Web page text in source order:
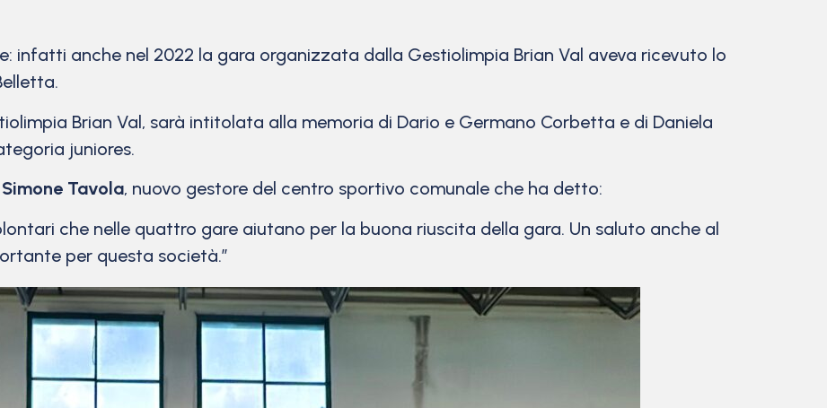
infatti anche nel 2022 la gara organizzata dalla Gestiolimpia Brian Val aveva ricevuto lo
Brian Val, sarà intitolata alla memoria di Dario e Germano Corbetta e di Daniela
juniores.
Simone Tavola, nuovo gestore del centro sportivo comunale che ha detto:
che nelle quattro gare aiutano per la buona riuscita della gara. Un saluto anche al
per questa società.”